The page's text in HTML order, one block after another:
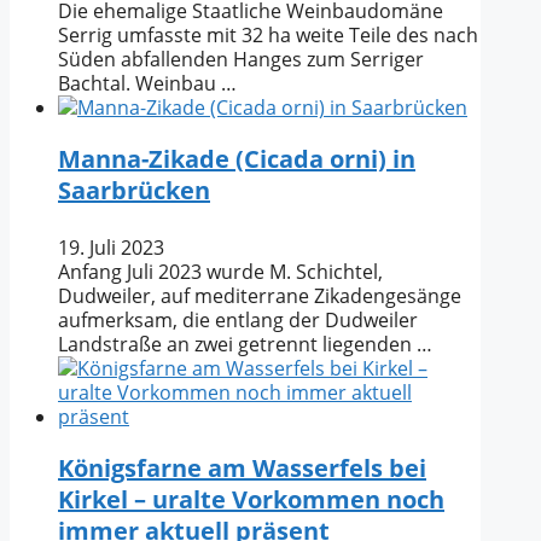
Die ehemalige Staatliche Weinbaudomäne
Serrig umfasste mit 32 ha weite Teile des nach
Süden abfallenden Hanges zum Serriger
Bachtal. Weinbau …
Manna-Zikade (Cicada orni) in
Saarbrücken
19. Juli 2023
Anfang Juli 2023 wurde M. Schichtel,
Dudweiler, auf mediterrane Zikadengesänge
aufmerksam, die entlang der Dudweiler
Landstraße an zwei getrennt liegenden …
Königsfarne am Wasserfels bei
Kirkel – uralte Vorkommen noch
immer aktuell präsent